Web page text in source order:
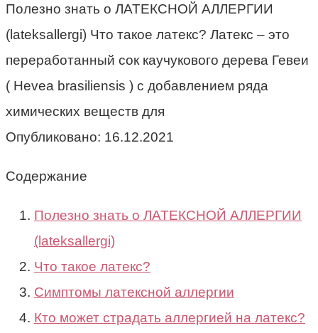
Полезно знать о ЛАТЕКСНОЙ АЛЛЕРГИИ
(lateksallergi) Что такое латекс? Латекс – это
переработанный сок каучукового дерева Гевеи
( Hevea brasiliensis ) с добавлением ряда
химических веществ для
Опубликовано: 16.12.2021
Содержание
Полезно знать о ЛАТЕКСНОЙ АЛЛЕРГИИ
(lateksallergi)
Что такое латекс?
Симптомы латексной аллергии
Кто может страдать аллергией на латекс?